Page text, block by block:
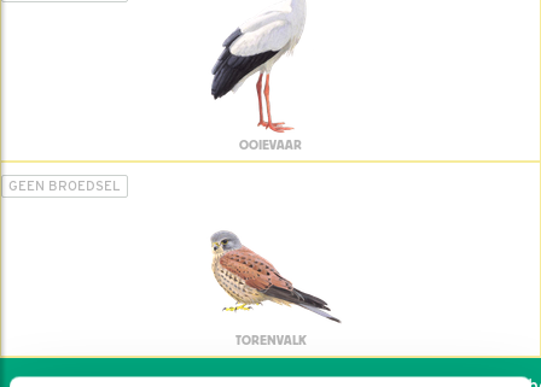
OOIEVAAR
GEEN BROEDSEL
TORENVALK